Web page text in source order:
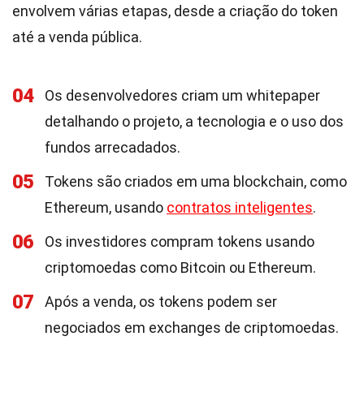
envolvem várias etapas, desde a criação do token
até a venda pública.
04
Os desenvolvedores criam um whitepaper
detalhando o projeto, a tecnologia e o uso dos
fundos arrecadados.
05
Tokens são criados em uma blockchain, como
Ethereum, usando contratos inteligentes.
06
Os investidores compram tokens usando
criptomoedas como Bitcoin ou Ethereum.
07
Após a venda, os tokens podem ser
negociados em exchanges de criptomoedas.